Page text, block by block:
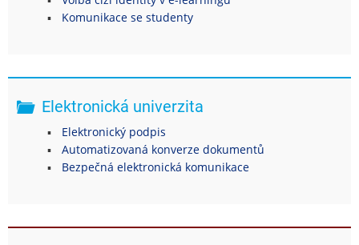
Komunikace se studenty
Elektronická univerzita
Elektronický podpis
Automatizovaná konverze dokumentů
Bezpečná elektronická komunikace